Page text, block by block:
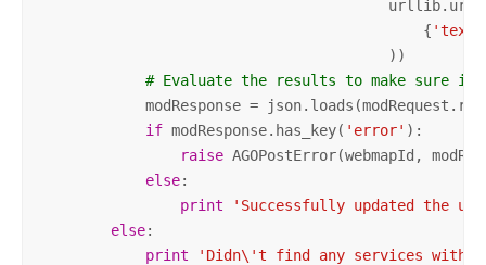
                                            {
'text'
                                        ))
# Evaluate the results to make sure it
modResponse =
if modResponse.has_key( 'error' ):
raise AGOPostError(webmapId,
else:
print
'Successfully updated the
else:
print
'Didn\'t find any services with '